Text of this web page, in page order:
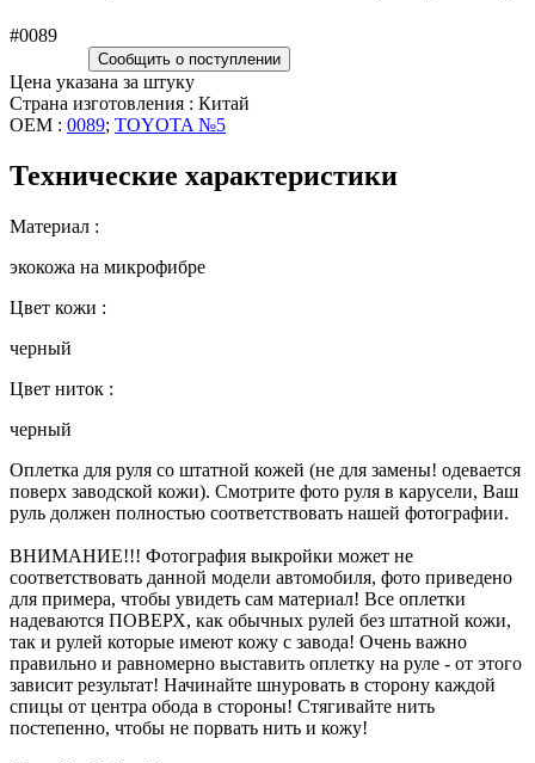
#0089
Сообщить о поступлении
Цена указана за штуку
Страна изготовления : Китай
OEM : 0089; TOYOTA №5
Технические характеристики
Материал :
экокожа на микрофибре
Цвет кожи :
черный
Цвет ниток :
черный
Оплетка для руля со штатной кожей (не для замены! одевается
поверх заводской кожи). Смотрите фото руля в карусели, Ваш
руль должен полностью соответствовать нашей фотографии.
ВНИМАНИЕ!!! Фотография выкройки может не
соответствовать данной модели автомобиля, фото приведено
для примера, чтобы увидеть сам материал! Все оплетки
надеваются ПОВЕРХ, как обычных рулей без штатной кожи,
так и рулей которые имеют кожу с завода! Очень важно
правильно и равномерно выставить оплетку на руле - от этого
зависит результат! Начинайте шнуровать в сторону каждой
спицы от центра обода в стороны! Стягивайте нить
постепенно, чтобы не порвать нить и кожу!